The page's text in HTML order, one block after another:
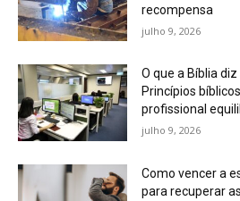
recompensa
julho 9, 2026
O que a Bíblia
Princípios
profissional
julho 9, 2026
Como vencer a
para recuperar